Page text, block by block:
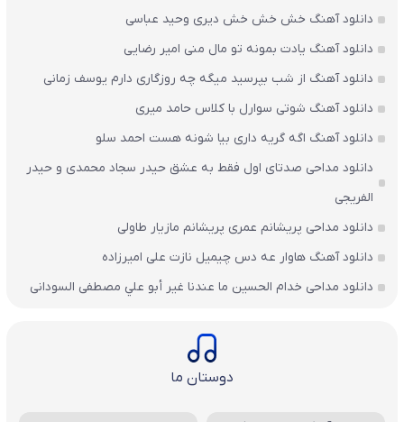
دانلود آهنگ خش خش خش دیری وحید عباسی
دانلود آهنگ یادت بمونه تو مال منی امیر رضایی
دانلود آهنگ از شب بپرسید میگه چه روزگاری دارم یوسف زمانی
دانلود آهنگ شوتی سوارل با کلاس حامد میری
دانلود آهنگ اگه گریه داری بیا شونه هست احمد سلو
دانلود مداحی صدتای اول فقط به عشق حیدر سجاد محمدی و حیدر
الفریجی
دانلود مداحی پریشانم عمری پریشانم مازیار طاولی
دانلود آهنگ هاوار عه دس چیمیل نازت علی امیرزاده
دانلود مداحی خدام الحسين ما عندنا غير أبو علي مصطفی السودانی
دوستان ما